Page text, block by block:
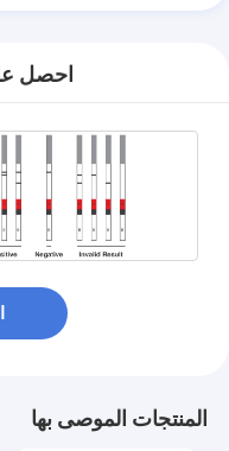
احصل
المنتجات الموصى بها